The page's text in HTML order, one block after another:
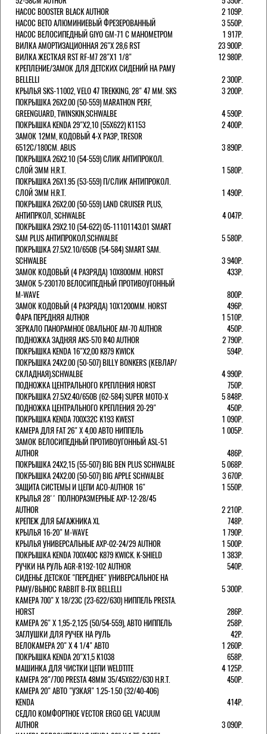
НАСОС BOOSTER BLACK AUTHOR
2 109Р.
НАСОС BETO АЛЮМИНИЕВЫЙ ФРЕЗЕРОВАННЫЙ
3 550Р.
НАСОС ВЕЛОСИПЕДНЫЙ GIYO GM-71 С МАНОМЕТРОМ
1 917Р.
ВИЛКА АМОРТИЗАЦИОННАЯ 26"Х 28,6 RST
23 900Р.
ВИЛКА ЖЕСТКАЯ RST RF-M7 28"Х1 1/8"
12 980Р.
КРЕПЛЕНИЕ/ЗАМОК ДЛЯ ДЕТСКИХ СИДЕНИЙ НА РАМУ
BELLELLI
2 300Р.
КРЫЛЬЯ SKS-11002, VELO 47 TREKKING, 28" 47 ММ. SKS
3 200Р.
ПОКРЫШКА 26X2.00 (50-559) MARATHON PERF,
GREENGUARD, TWINSKIN,SCHWALBE
4 590Р.
ПОКРЫШКА KENDA 29"Х2,10 (55X622) K1153
2 400Р.
ЗАМОК 12ММ, КОДОВЫЙ 4-Х РАЗР, TRESOR
6512C/180СМ. ABUS
3 890Р.
ПОКРЫШКА 26X2.10 (54-559) СЛИК АНТИПРОКОЛ.
СЛОЙ 3ММ H.R.T.
1 580Р.
ПОКРЫШКА 26X1.95 (53-559) П/СЛИК АНТИПРОКОЛ.
СЛОЙ 3ММ H.R.T.
1 490Р.
ПОКРЫШКА 26X2.00 (50-559) LAND CRUISER PLUS,
АНТИПРКОЛ, SCHWALBE
4 047Р.
ПОКРЫШКА 29X2.10 (54-622) 05-11101143.01 SMART
SAM PLUS АНТИПРОКОЛ,SCHWALBE
5 580Р.
ПОКРЫШКА 27.5X2.10/650B (54-584) SMART SAM.
SCHWALBE
3 940Р.
ЗАМОК КОДОВЫЙ (4 РАЗРЯДА) 10Х800ММ. HORST
433Р.
ЗАМОК 5-230170 ВЕЛОСИПЕДНЫЙ ПРОТИВОУГОННЫЙ
M-WAVE
800Р.
ЗАМОК КОДОВЫЙ (4 РАЗРЯДА) 10Х1200ММ. HORST
496Р.
ФАРА ПЕРЕДНЯЯ AUTHOR
1 510Р.
ЗЕРКАЛО ПАНОРАМНОЕ ОВАЛЬНОЕ AM-70 AUTHOR
450Р.
ПОДНОЖКА ЗАДНЯЯ AKS-570 R40 AUTHOR
2 790Р.
ПОКРЫШКА KENDA 16"Х2,00 K879 KWICK
594Р.
ПОКРЫШКА 24X2.00 (50-507) BILLY BONKERS (КЕВЛАР/
СКЛАДНАЯ).SCHWALBE
4 990Р.
ПОДНОЖКА ЦЕНТРАЛЬНОГО КРЕПЛЕНИЯ HORST
750Р.
ПОКРЫШКА 27.5X2.40/650B (62-584) SUPER MOTO-X
5 848Р.
ПОДНОЖКА ЦЕНТРАЛЬНОГО КРЕПЛЕНИЯ 20-29"
450Р.
ПОКРЫШКА KENDA 700Х32С K193 KWEST
1 090Р.
КАМЕРА ДЛЯ FAT 26" X 4,00 АВТО НИППЕЛЬ
1 005Р.
ЗАМОК ВЕЛОСИПЕДНЫЙ ПРОТИВОУГОННЫЙ ASL-51
AUTHOR
486Р.
ПОКРЫШКА 24X2,15 (55-507) BIG BEN PLUS SCHWALBE
5 068Р.
ПОКРЫШКА 24X2.00 (50-507) BIG APPLE SCHWALBE
3 670Р.
ЗАЩИТА СИСТЕМЫ И ЦЕПИ ACO-AUTHOR 16"
1 550Р.
КРЫЛЬЯ 28'' ПОЛНОРАЗМЕРНЫЕ AXP-12-28/45
AUTHOR
2 210Р.
КРЕПЕЖ ДЛЯ БАГАЖНИКА XL
748Р.
КРЫЛЬЯ 16-20" M-WAVE
1 790Р.
КРЫЛЬЯ УНИВЕРСАЛЬНЫЕ AXP-02-24/29 AUTHOR
1 500Р.
ПОКРЫШКА KENDA 700Х40С K879 KWICK. K-SHIELD
1 383Р.
РУЧКИ НА РУЛЬ AGR-R192-102 AUTHOR
540Р.
СИДЕНЬЕ ДЕТСКОЕ "ПЕРЕДНЕЕ" УНИВЕРСАЛЬНОЕ НА
РАМУ/ВЫНОС RABBIT B-FIX BELLELLI
5 300Р.
КАМЕРА 700" Х 18/23C (23-622/630) НИППЕЛЬ PRESTA.
HORST
286Р.
КАМЕРА 26" X 1,95-2,125 (50/54-559), АВТО НИППЕЛЬ
258Р.
ЗАГЛУШКИ ДЛЯ РУЧЕК НА РУЛЬ
42Р.
ВЕЛОКАМЕРА 20" Х 4 1/4" АВТО
1 260Р.
ПОКРЫШКА KENDA 20"Х1,5 K1038
658Р.
МАШИНКА ДЛЯ ЧИСТКИ ЦЕПИ WELDTITE
4 125Р.
КАМЕРА 28"/700 PRESTA 48ММ 35/45Х622/630 H.R.T.
450Р.
КАМЕРА 20" АВТО "УЗКАЯ" 1.25-1.50 (32/40-406)
KENDA
414Р.
СЕДЛО КОМФОРТНОЕ VECTOR ERGO GEL VACUUM
AUTHOR
3 090Р.